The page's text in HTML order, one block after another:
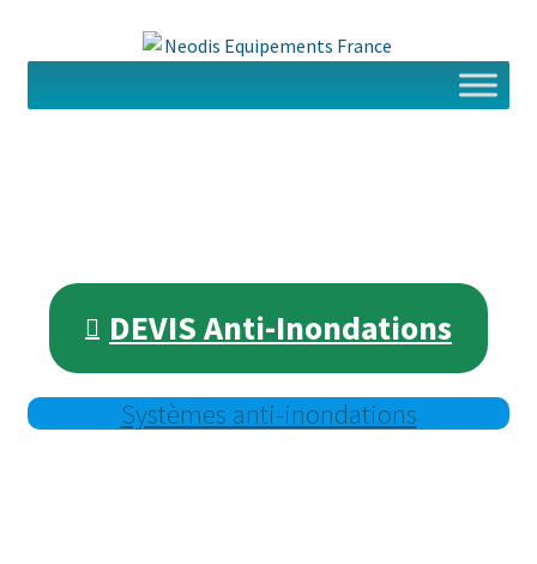
la
contenu
DEVIS Anti-Inondations
Systèmes anti-inondations